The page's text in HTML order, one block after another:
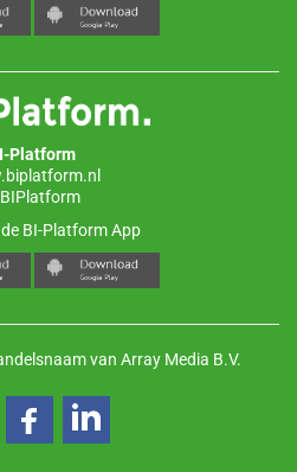
Platform
BI-Platform App
van Array Media B.V.